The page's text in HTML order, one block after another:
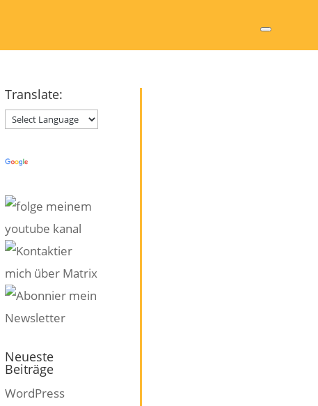
Translate:
Neueste
Beiträge
WordPress